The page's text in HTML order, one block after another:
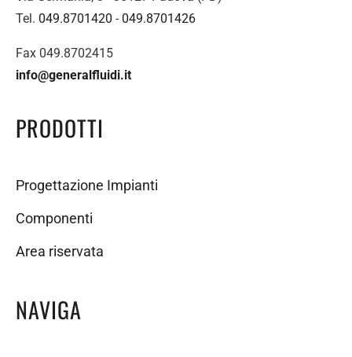
Tel. 049.8701420 - 049.8701426
Fax 049.8702415
info@generalfluidi.it
PRODOTTI
Progettazione Impianti
Componenti
Area riservata
NAVIGA